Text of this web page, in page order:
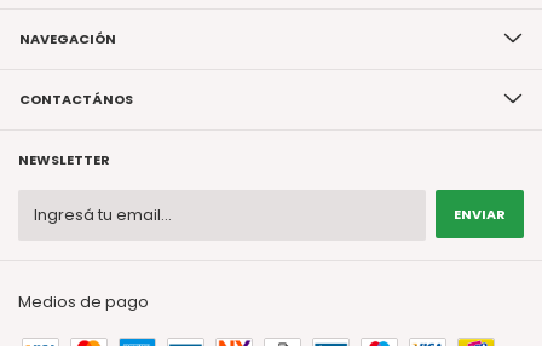
NAVEGACIÓN
CONTACTÁNOS
NEWSLETTER
Medios de pago